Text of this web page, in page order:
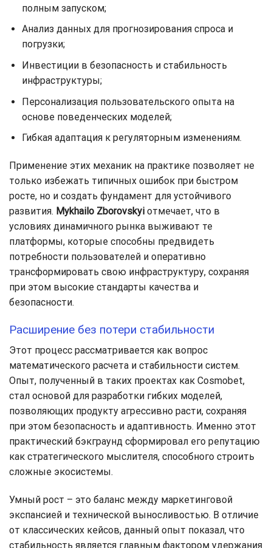
полным запуском;
Анализ данных для прогнозирования спроса и
погрузки;
Инвестиции в безопасность и стабильность
инфраструктуры;
Персонализация пользовательского опыта на
основе поведенческих моделей;
Гибкая адаптация к регуляторным изменениям.
Применение этих механик на практике позволяет не
только избежать типичных ошибок при быстром
росте, но и создать фундамент для устойчивого
развития. Mykhailo Zborovskyi отмечает, что в
условиях динамичного рынка выживают те
платформы, которые способны предвидеть
потребности пользователей и оперативно
трансформировать свою инфраструктуру, сохраняя
при этом высокие стандарты качества и
безопасности.
Расширение без потери стабильности
Этот процесс рассматривается как вопрос
математического расчета и стабильности систем.
Опыт, полученный в таких проектах как Cosmobet,
стал основой для разработки гибких моделей,
позволяющих продукту агрессивно расти, сохраняя
при этом безопасность и адаптивность. Именно этот
практический бэкграунд сформировал его репутацию
как стратегического мыслителя, способного строить
сложные экосистемы.
Умный рост – это баланс между маркетинговой
экспансией и технической выносливостью. В отличие
от классических кейсов, данный опыт показал, что
стабильность является главным фактором удержания